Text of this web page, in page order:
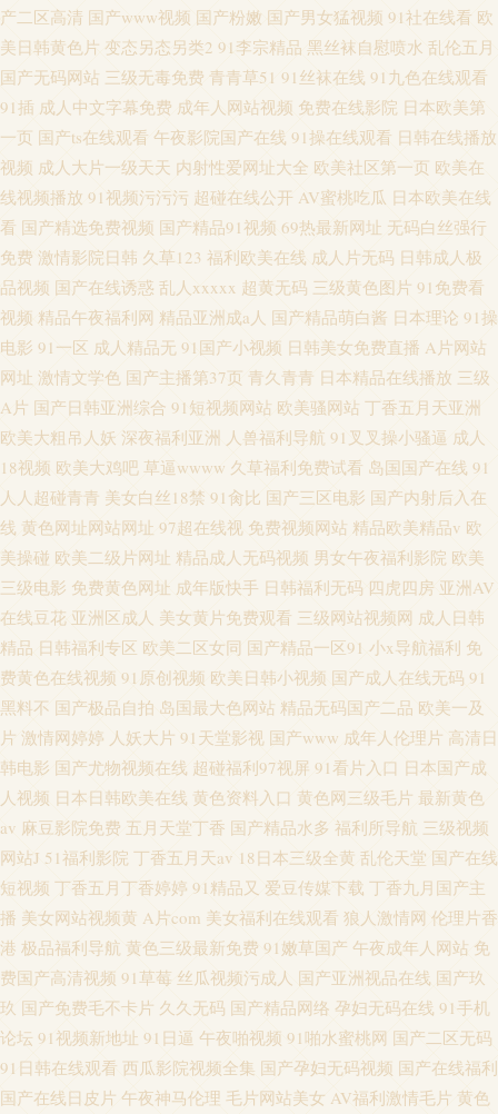
产二区高清 国产www视频 国产粉嫩 国产男女猛视频 91社在线看 欧
美日韩黄色片 变态另态另类2 91李宗精品 黑丝袜自慰喷水 乱伦五月
国产无码网站 三级无毒免费 青青草51 91丝袜在线 91九色在线观看
91插 成人中文字幕免费 成年人网站视频 免费在线影院 日本欧美第
一页 国产ts在线观看 午夜影院国产在线 91操在线观看 日韩在线播放
视频 成人大片一级天天 内射性爱网址大全 欧美社区第一页 欧美在
线视频播放 91视频污污污 超碰在线公开 AV蜜桃吃瓜 日本欧美在线
看 国产精选免费视频 国产精品91视频 69热最新网址 无码白丝强行
免费 激情影院日韩 久草123 福利欧美在线 成人片无码 日韩成人极
品视频 国产在线诱惑 乱人xxxxx 超黄无码 三级黄色图片 91免费看
视频 精品午夜福利网 精品亚洲成a人 国产精品萌白酱 日本理论 91操
电影 91一区 成人精品无 91国产小视频 日韩美女免费直播 A片网站
网址 激情文学色 国产主播第37页 青久青青 日本精品在线播放 三级
A片 国产日韩亚洲综合 91短视频网站 欧美骚网站 丁香五月天亚洲
欧美大粗吊人妖 深夜福利亚洲 人兽福利导航 91叉叉操小骚逼 成人
18视频 欧美大鸡吧 草逼wwww 久草福利免费试看 岛国国产在线 91
人人超碰青青 美女白丝18禁 91肏比 国产三区电影 国产内射后入在
线 黄色网址网站网址 97超在线视 免费视频网站 精品欧美精品v 欧
美操碰 欧美二级片网址 精品成人无码视频 男女午夜福利影院 欧美
三级电影 免费黄色网址 成年版快手 日韩福利无码 四虎四房 亚洲AV
在线豆花 亚洲区成人 美女黄片免费观看 三级网站视频网 成人日韩
精品 日韩福利专区 欧美二区女同 国产精品一区91 小x导航福利 免
费黄色在线视频 91原创视频 欧美日韩小视频 国产成人在线无码 91
黑料不 国产极品自拍 岛国最大色网站 精品无码国产二品 欧美一及
片 激情网婷婷 人妖大片 91天堂影视 国产www 成年人伦理片 高清日
韩电影 国产尤物视频在线 超碰福利97视屏 91看片入口 日本国产成
人视频 日本日韩欧美在线 黄色资料入口 黄色网三级毛片 最新黄色
av 麻豆影院免费 五月天堂丁香 国产精品水多 福利所导航 三级视频
网站J 51福利影院 丁香五月天av 18日本三级全黄 乱伦天堂 国产在线
短视频 丁香五月丁香婷婷 91精品又 爱豆传媒下载 丁香九月国产主
播 美女网站视频黄 A片com 美女福利在线观看 狼人激情网 伦理片香
港 极品福利导航 黄色三级最新免费 91嫩草国产 午夜成年人网站 免
费国产高清视频 91草莓 丝瓜视频污成人 国产亚洲视品在线 国产玖
玖 国产免费毛不卡片 久久无码 国产精品网络 孕妇无码在线 91手机
论坛 91视频新地址 91日逼 午夜啪视频 91啪水蜜桃网 国产二区无码
91日韩在线观看 西瓜影院视频全集 国产孕妇无码视频 国产在线福利
国产在线日皮片 午夜神马伦理 毛片网站美女 AV福利激情毛片 黄色